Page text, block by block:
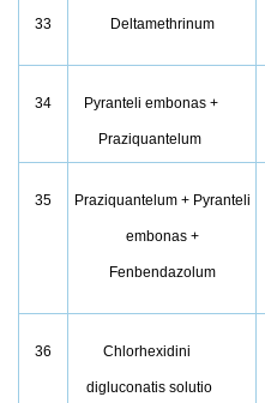
33 Deltamethrinum
34 Pyranteli embonas +
Praziquantelum
35 Praziquantelum + Pyranteli
embonas +
Fenbendazolum
36 Chlorhexidini
digluconatis solutio